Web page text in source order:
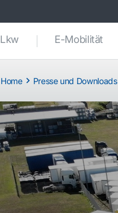
Lkw E-Mobilität
Home Presse und Downloads